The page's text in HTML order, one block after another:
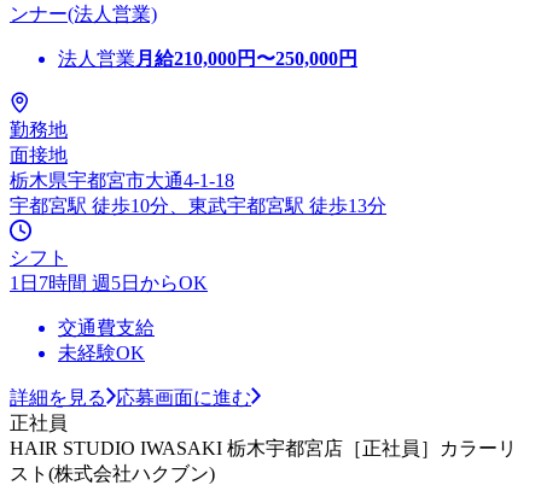
ンナー(法人営業)
法人営業 月給210,000円〜250,000円
勤務地
面接地
栃木県宇都宮市大通4-1-18
宇都宮駅 徒歩10分、東武宇都宮駅 徒歩13分
シフト
1日7時間 週5日からOK
交通費支給
未経験OK
詳細を見る
応募画面に進む
正社員
HAIR STUDIO IWASAKI 栃木宇都宮店［正社員］カラーリ
スト(株式会社ハクブン)